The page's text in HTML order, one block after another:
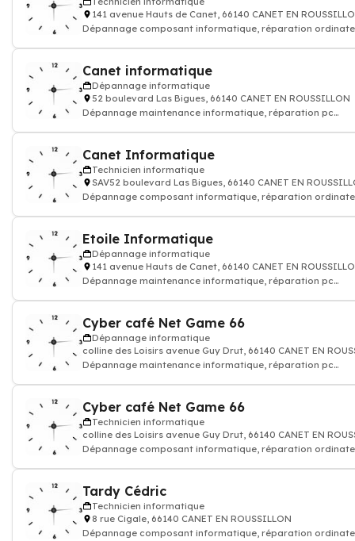
141 avenue Hauts de Canet, 66140 CANET EN
Dépannage composant informatique, réparation
Canet informatique
Dépannage informatique
52 boulevard Las Bigues, 66140 CANET EN ROUSSILLON
Dépannage maintenance informatique, réparation pc
Canet Informatique
Technicien informatique
SAV52 boulevard Las Bigues, 66140 CANET EN
Dépannage composant informatique, réparation
Etoile Informatique
Dépannage informatique
141 avenue Hauts de Canet, 66140 CANET EN
Dépannage maintenance informatique, réparation pc
Cyber café Net Game 66
Dépannage informatique
colline des Loisirs avenue Guy Drut, 66140 CANET EN
Dépannage maintenance informatique, réparation pc
Cyber café Net Game 66
Technicien informatique
colline des Loisirs avenue Guy Drut, 66140 CANET EN
Dépannage composant informatique, réparation
Tardy Cédric
Technicien informatique
8 rue Cigale, 66140 CANET EN ROUSSILLON
Dépannage composant informatique, réparation